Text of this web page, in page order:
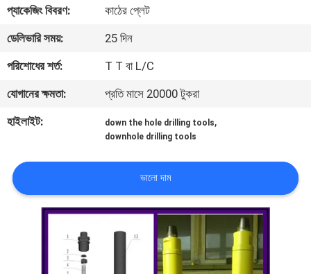
মান
নিয়ন্ত্রণ
যোগাযোগ
করুন
উদ্ধৃতির
জন্য
আবেদন
প্যাকেজিং বিবরণ:
কাঠের প্লেট
ডেলিভারি সময়:
25 দিন
পরিশোধের শর্ত:
T T বা L/C
যোগানের ক্ষমতা:
প্রতি মাসে 20000 টুকরা
হাইলাইট:
down the hole drilling tools,
downhole drilling tools
ভালো দাম